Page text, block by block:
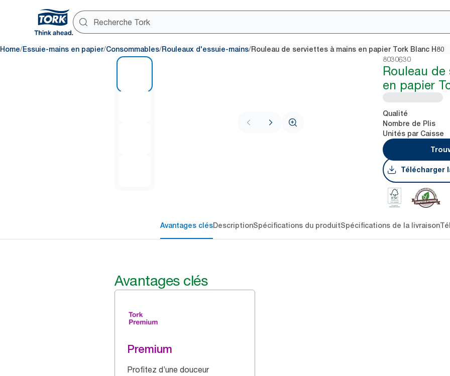
Home/Essuie-mains en papier/Consommables/Rouleaux d'essuie-mains/Rouleau de serviettes à mains en papier Tork Blanc H80
8030630
Rouleau
en papier
Qualité
Nombre de Plis
Unités par Caisse
Télécharger
Avantages clésDescriptionSpécifications du produitSpécifications de la livraison
Avantages clés
Premium
Profitez d’une douceur